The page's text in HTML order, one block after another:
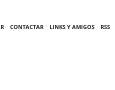
CONTACTAR LINKS Y AMIGOS RSS